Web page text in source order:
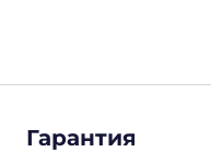
Гарантия